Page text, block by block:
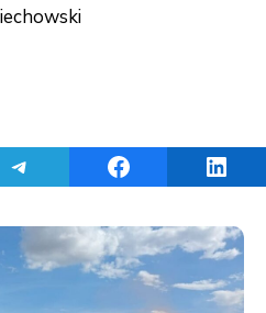
Share on TelegramShare on Facebook